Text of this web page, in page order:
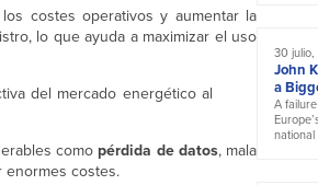
costes operativos y aumentar la
lo que ayuda a maximizar el uso
del mercado energético al
como pérdida de datos, mala
enormes costes.
30
John
a
A
national